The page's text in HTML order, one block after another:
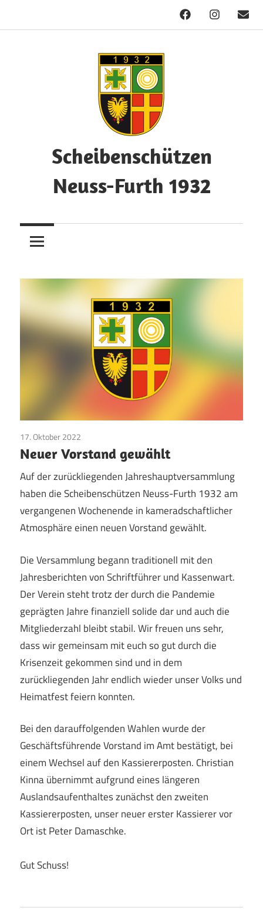
FacebookInstagram
Mail
Scheibenschützen
Neuss-Furth 1932
Willkommen!
17. Oktober 2022
Neuer Vorstand gewählt
Auf der zurückliegenden Jahreshauptversammlung
haben die Scheibenschützen Neuss-Furth 1932 am
vergangenen Wochenende in kameradschaftlicher
Atmosphäre einen neuen Vorstand gewählt.
Die Versammlung begann traditionell mit den
Jahresberichten von Schriftführer und Kassenwart.
Der Verein steht trotz der durch die Pandemie
geprägten Jahre finanziell solide dar und auch die
Mitgliederzahl bleibt stabil. Wir freuen uns sehr,
dass wir gemeinsam mit euch so gut durch die
Krisenzeit gekommen sind und in dem
zurückliegenden Jahr endlich wieder unser Volks und
Heimatfest feiern konnten.
Bei den darauffolgenden Wahlen wurde der
Geschäftsführende Vorstand im Amt bestätigt, bei
einem Wechsel auf den Kassiererposten. Christian
Kinna übernimmt aufgrund eines längeren
Auslandsaufenthaltes zunächst den zweiten
Kassiererposten, unser neuer erster Kassierer vor
Ort ist Peter Damaschke.
Gut Schuss!